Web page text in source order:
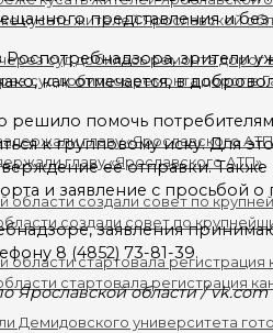
кусать жителей Ярославской
суд добилась ремонта дорог в
главу «Ярославского АТП»
создали совет по
стартовала регистрация
представления и без
Роспотребнадзора, зрители
как отмечается, в
решило помочь
к групповому иску. Для
её отправки.
и заявление с просьбой
заявления
8 (4852) 73-81-39.
Ярославской области / vk.com